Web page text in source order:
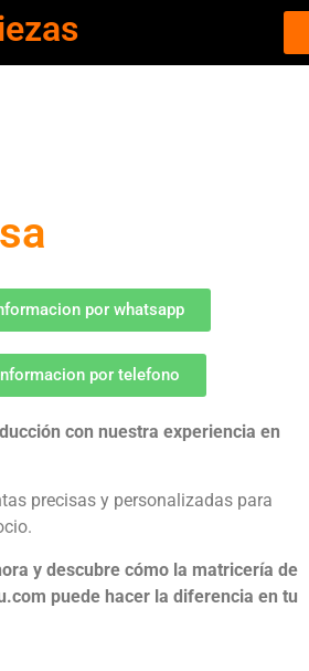
por whatsapp
por telefono
con nuestra experiencia en
precisas y personalizadas para
y descubre cómo la matricería de
puede hacer la diferencia en tu